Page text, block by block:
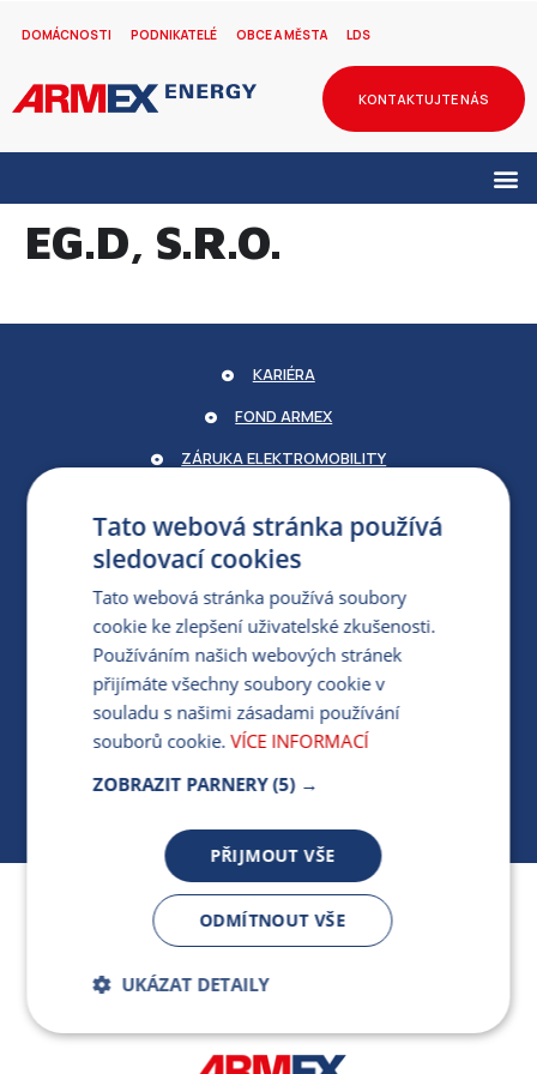
DOMÁCNOSTI PODNIKATELÉ OBCE A MĚSTA LDS
KONTAKTUJTE NÁS
EG.D, S.R.O.
Jsme součástí skupiny ARMEX a členem Asociace
nezávislých dodavatelů energií.
KARIÉRA
FOND ARMEX
ZÁRUKA ELEKTROMOBILITY
PRO MÉDIA
MÁM DOTAZ KE STÁVAJÍCÍ SMLOUVĚ
412 154 154
PO-PÁ 7:30-17:00
Tato webová stránka používá
sledovací cookies
Tato webová stránka používá soubory
cookie ke zlepšení uživatelské zkušenosti.
Používáním našich webových stránek
přijímáte všechny soubory cookie v
souladu s našimi zásadami používání
souborů cookie. VÍCE INFORMACÍ
ZOBRAZIT PARNERY (5) →
PŘIJMOUT VŠE
ODMÍTNOUT VŠE
UKÁZAT DETAILY
Bezpodmínečně
nutné soubory
Výkonnostní